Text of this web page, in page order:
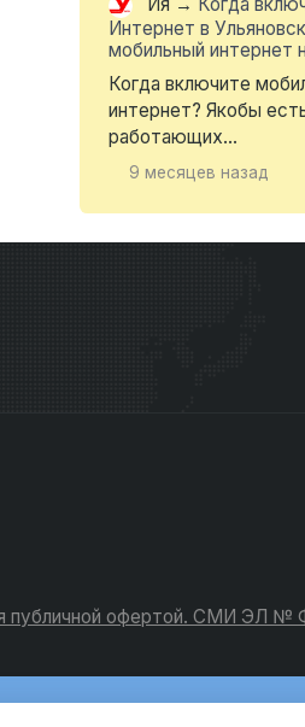
Ия → Когда
Интернет в
мобильный интернет
Когда включите
интернет? Якобы
работающих...
9 месяцев назад
публичной офертой. СМИ ЭЛ №